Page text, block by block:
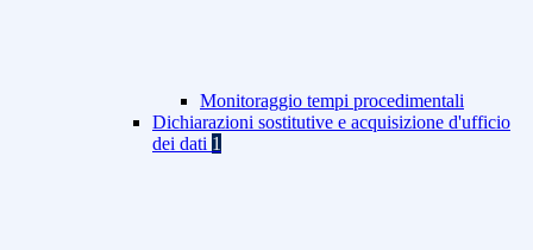
Monitoraggio tempi procedimentali
Dichiarazioni sostitutive e acquisizione d'ufficio
dei dati 1